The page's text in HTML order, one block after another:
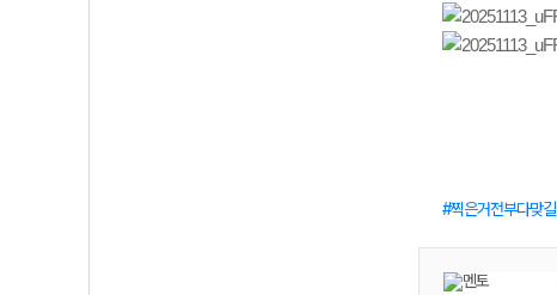
찍은거전부다맞길